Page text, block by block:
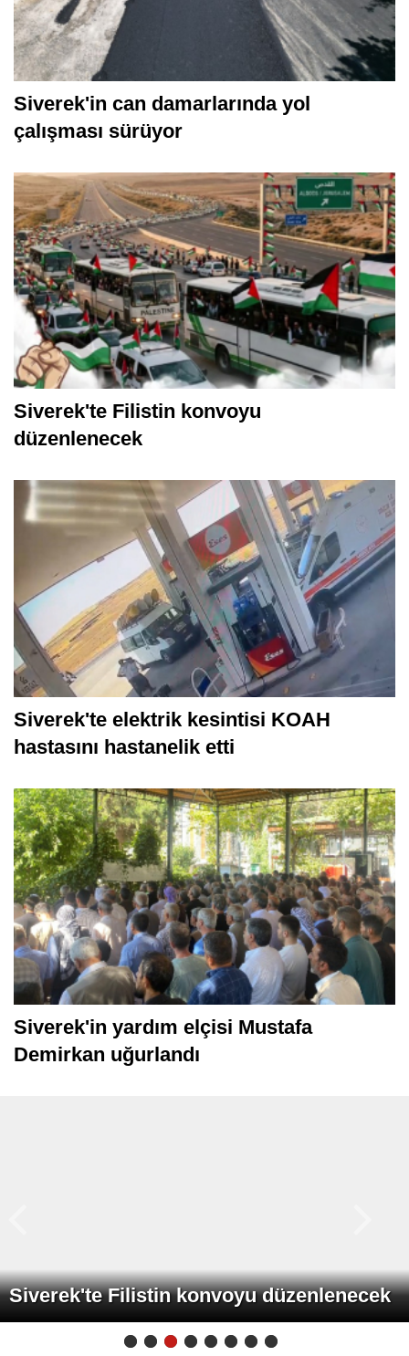
Siverek'in can damarlarında yol
çalışması sürüyor
Siverek'te Filistin konvoyu
düzenlenecek
Siverek'te elektrik kesintisi KOAH
hastasını hastanelik etti
Siverek'in yardım elçisi Mustafa
Siverek'te Filistin konvoyu düzenlenecek